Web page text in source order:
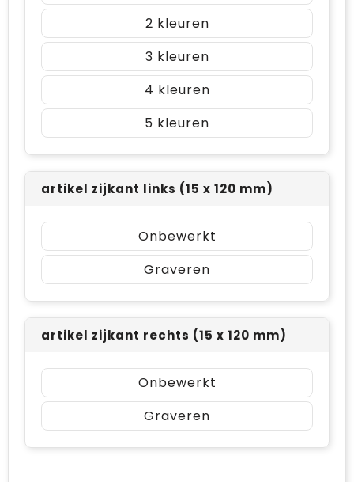
2
3
4
5
artikel zijkant links (15 x 120 mm)
Onbewerkt
Graveren
artikel zijkant rechts (15 x 120 mm)
Onbewerkt
Graveren